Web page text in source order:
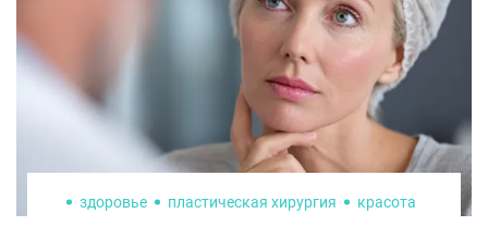
здоровье пластическая хирургия красота